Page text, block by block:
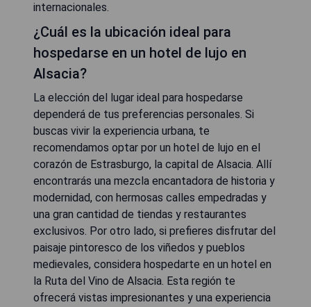
internacionales.
¿Cuál es la ubicación ideal para
hospedarse en un hotel de lujo en
Alsacia?
La elección del lugar ideal para hospedarse
dependerá de tus preferencias personales. Si
buscas vivir la experiencia urbana, te
recomendamos optar por un hotel de lujo en el
corazón de Estrasburgo, la capital de Alsacia. Allí
encontrarás una mezcla encantadora de historia y
modernidad, con hermosas calles empedradas y
una gran cantidad de tiendas y restaurantes
exclusivos. Por otro lado, si prefieres disfrutar del
paisaje pintoresco de los viñedos y pueblos
medievales, considera hospedarte en un hotel en
la Ruta del Vino de Alsacia. Esta región te
ofrecerá vistas impresionantes y una experiencia